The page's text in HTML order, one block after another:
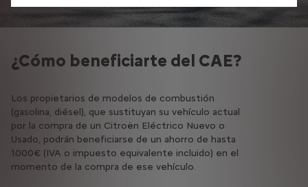
¿Cómo beneficiarte del CAE?
Los propietarios de modelos de combustión
(gasolina, diésel), que sustituyan su vehículo actual
por la compra de un Citroën Eléctrico Nuevo o
Usado, podrán beneficiarse de un ahorro de hasta
1.000€ (IVA o impuesto equivalente incluido) en el
momento de la compra de ese vehículo.